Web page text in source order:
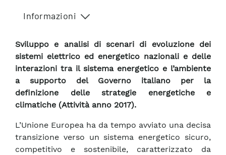
Informazioni
Sviluppo e analisi di scenari di evoluzione dei
sistemi elettrico ed energetico nazionali e delle
interazioni tra il sistema energetico e l’ambiente
a supporto del Governo italiano per la
definizione delle strategie energetiche e
climatiche (Attività anno 2017).
L’Unione Europea ha da tempo avviato una decisa
transizione verso un sistema energetico sicuro,
competitivo e sostenibile, caratterizzato da